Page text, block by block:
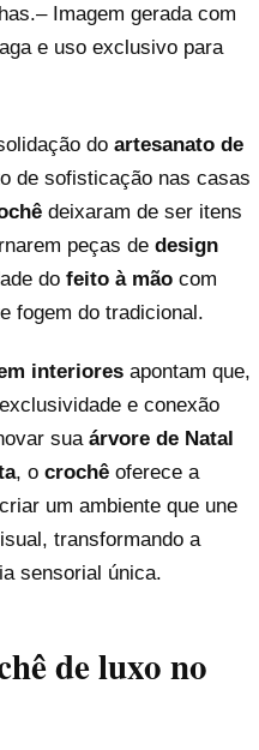
Imagem gerada com
e uso exclusivo para
do artesanato de
de sofisticação nas casas
deixaram de ser itens
peças de design
do feito à mão com
fogem do tradicional.
interiores apontam que,
e conexão
sua árvore de Natal
, o crochê oferece a
um ambiente que une
transformando a
sensorial única.
de luxo no